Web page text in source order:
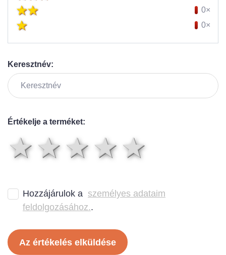
0×
0×
Keresztnév:
Értékelje a terméket:
4
3 csillag
2 csillag
1 csillag
Hozzájárulok a személyes adataim
feldolgozásához..
Az értékelés elküldése